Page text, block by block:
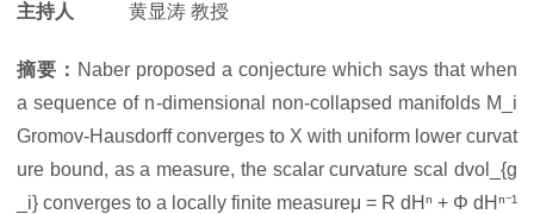
主持人 黄显涛 教授
摘要： Naber proposed a conjecture which says that when
a sequence of n-dimensional non-collapsed manifolds M_i
Gromov-Hausdorff converges to X with uniform lower curvat
ure bound, as a measure, the scalar curvature scal dvol_{g
_i} converges to a locally finite measureμ = R dHⁿ + Φ dHⁿ⁻¹